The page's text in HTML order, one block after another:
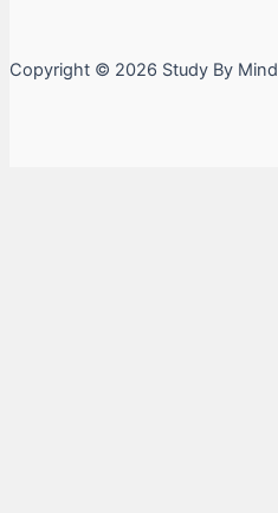
Copyright © 2026 Study By Mind